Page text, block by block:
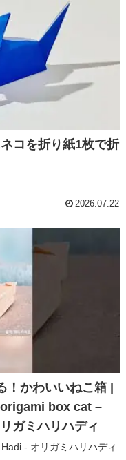
コを折り紙1枚で折
2026.07.22
！かわいいねこ箱 |
box cat –
ガミハリハディ
- オリガミハリハディ